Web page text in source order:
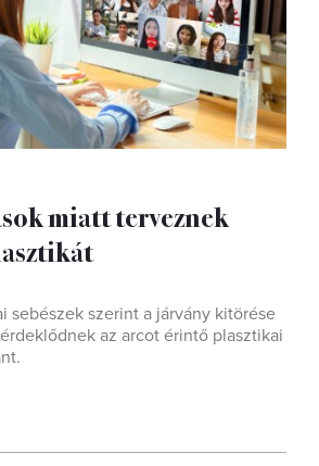
miatt terveznek
sebészek szerint a járvány kitörése
az arcot érintő plasztikai